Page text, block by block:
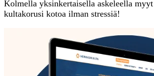
Kolmella yksinkertaisella askeleella myyt
kultakorusi kotoa ilman stressiä!